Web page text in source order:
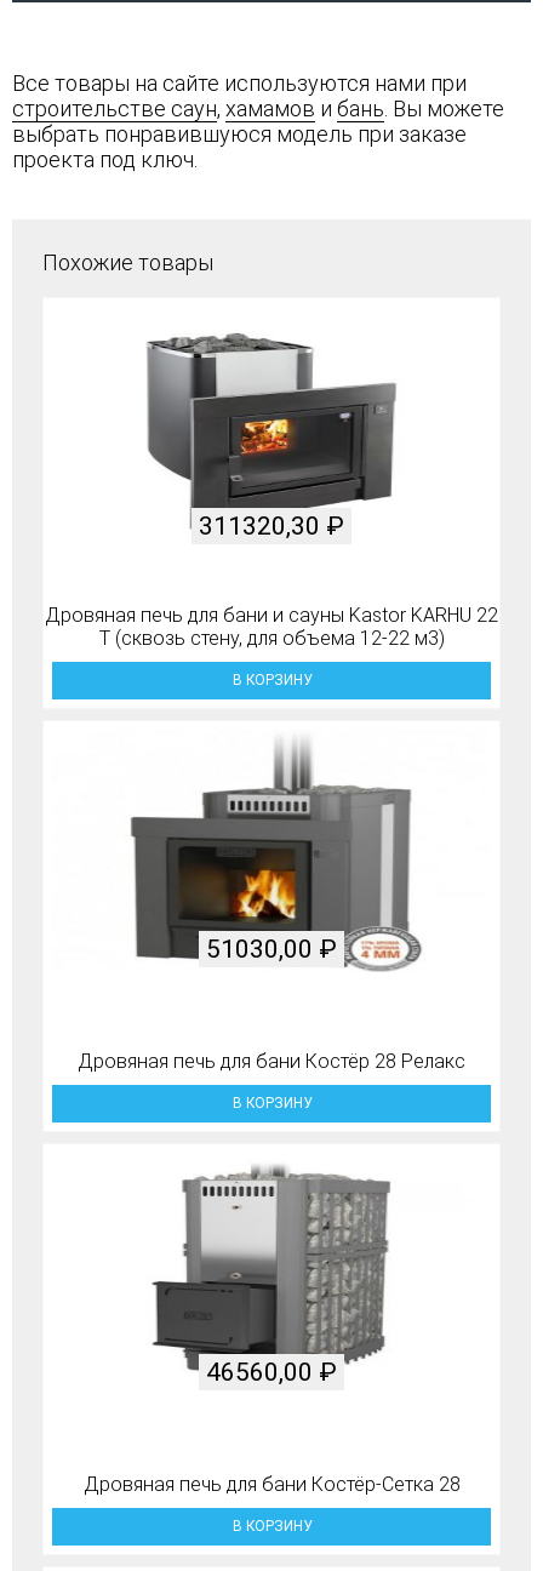
Все товары на сайте используются нами при
строительстве саун, хамамов и бань . Вы можете
выбрать понравившуюся модель при заказе
проекта под ключ.
Похожие товары
Дровяная печь для бани и сауны Kastor KARHU 22
T (сквозь стену, для объема 12-22 м3)
311320,30 ₽
В КОРЗИНУ
Дровяная печь для бани Костёр 28 Релакс
51030,00 ₽
В КОРЗИНУ
Дровяная печь для бани Костёр-Сетка 28
46560,00 ₽
В КОРЗИНУ